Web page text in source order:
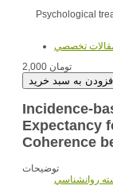
Psychological
تخصصي
2,000 تومان
Incidence-
Expectancy
Coherence
توضیحات
روانشناسي